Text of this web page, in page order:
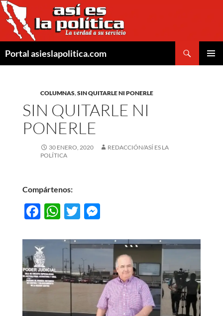
Saltar
al
contenido
Portal asieslapolitica.com
COLUMNAS,SIN QUITARLE NI PONERLE
SIN QUITARLE NI
PONERLE
30 ENERO, 2020
REDACCIÓN/ASÍ ES LA
POLÍTICA
Compártenos:
F
e
b
o
o
k
W
at
s
A
p
T
itt
er
M
se
g
er